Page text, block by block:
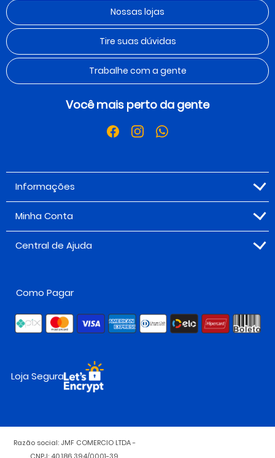
Nossas lojas
Tire suas dúvidas
Trabalhe com a gente
Você mais perto da gente
Informações
Minha Conta
Central de Ajuda
Como Pagar
Loja Segura
Razão social: JMF COMERCIO LTDA -